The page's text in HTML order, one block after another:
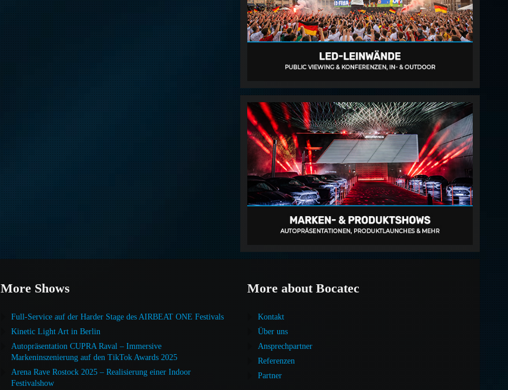
More Shows
Full-Service auf der Harder Stage des AIRBEAT ONE Festivals
Kinetic Light Art in Berlin
Autopräsentation CUPRA Raval – Immersive
Markeninszenierung auf den TikTok Awards 2025
Arena Rave Rostock 2025 – Realisierung einer Indoor
Festivalshow
More about Bocatec
Kontakt
Über uns
Ansprechpartner
Referenzen
Partner